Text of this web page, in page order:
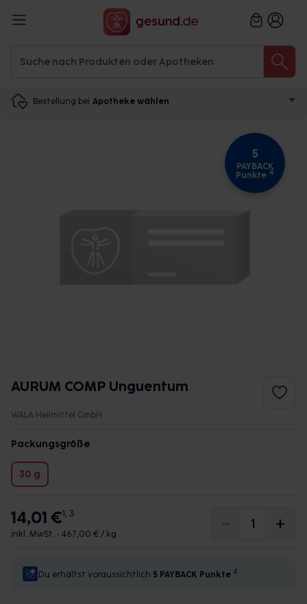
Bestellung bei Apotheke wählen
5
PAYBACK
Punkte 4
AURUM COMP Unguentum
WALA Heilmittel GmbH
Packungsgröße
30 g
14,01 €1, 3
inkl. MwSt. • 467,00 € / kg
Du erhältst voraussichtlich 5 PAYBACK Punkte 4